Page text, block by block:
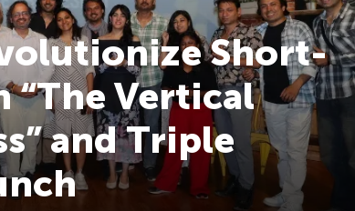
Short-
“The Vertical
and Triple